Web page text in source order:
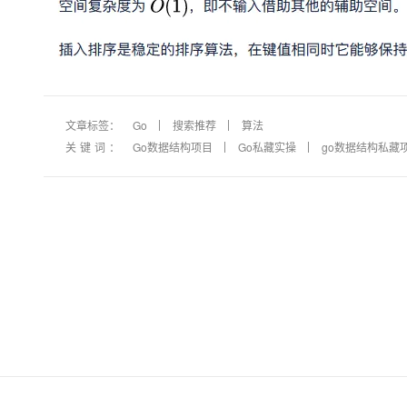
文章标签： Go 搜索推荐
算法
关键词：
Go数据结构项目 Go私藏实操 go数据结构私藏